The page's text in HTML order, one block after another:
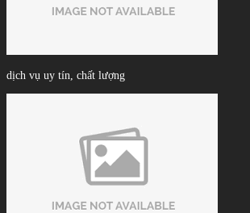
dịch vụ uy tín, chất lượng